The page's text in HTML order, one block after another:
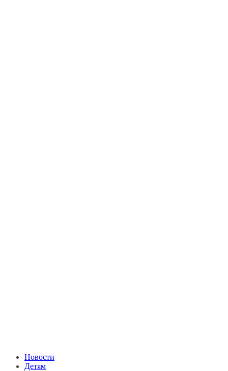
Новости
Детям